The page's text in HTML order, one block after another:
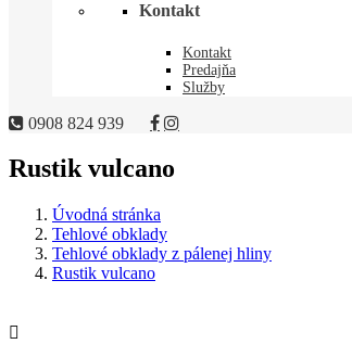
Kontakt
Kontakt
Predajňa
Služby
0908 824 939
Rustik vulcano
Úvodná stránka
Tehlové obklady
Tehlové obklady z pálenej hliny
Rustik vulcano
